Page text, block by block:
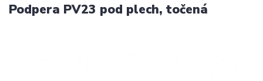
Podpera PV23 pod plech, točená